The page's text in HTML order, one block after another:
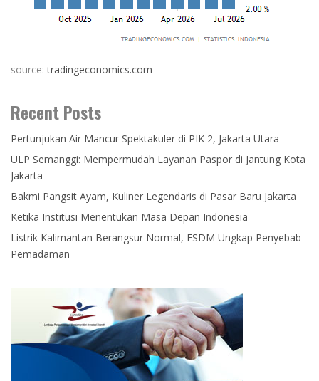
source:tradingeconomics.com
Recent Posts
Pertunjukan Air Mancur Spektakuler di PIK 2, Jakarta Utara
ULP Semanggi: Mempermudah Layanan Paspor di Jantung Kota
Jakarta
Bakmi Pangsit Ayam, Kuliner Legendaris di Pasar Baru Jakarta
Ketika Institusi Menentukan Masa Depan Indonesia
Listrik Kalimantan Berangsur Normal, ESDM Ungkap Penyebab
Pemadaman